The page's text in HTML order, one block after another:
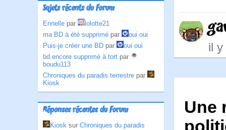
Sujets récents du Forum
Ennelle par
lolotte21
ma BD à été supprimé par
oui oui
Puis-je créer une BD par
oui oui
bd encore supprimé à tort par
boudu113
Chroniques du paradis terrestre par
Kiosk
Réponses récentes du Forum
Kiosk sur Chroniques du paradis
il
Une